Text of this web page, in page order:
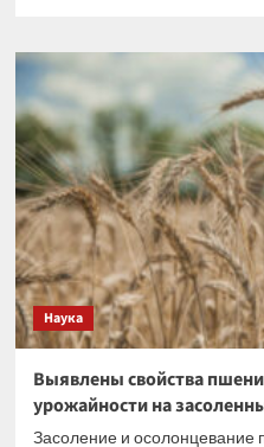
Как
растительное
лекарственное
средство?
Наука
Выявлены свойства
урожайности на
Засоление и осолонцевание